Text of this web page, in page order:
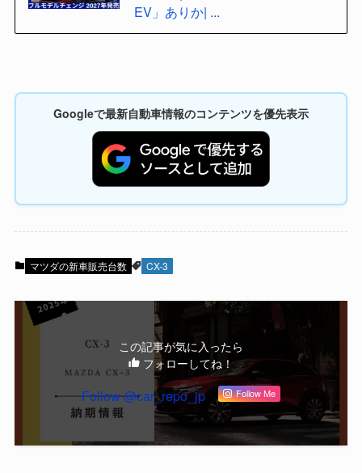
EV」ありか| ...
Googleで最新自動車情報のコンテンツを優先表示
マツダの新車販売台数 CX-3
この記事が気に入ったら
フォローしてね！
Follow @car_repo_jp Follow Me